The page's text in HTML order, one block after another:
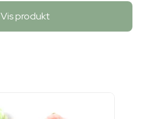
Vis produkt